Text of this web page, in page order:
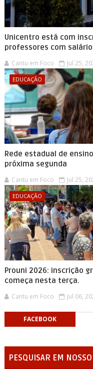
Unicentro está com
professores com
Cantu em Foco Jul 25,
EDUCAÇÃO
Rede estadual de
próxima segunda
Cantu em Foco Jul 25,
EDUCAÇÃO
Prouni 2026: inscrição
começa nesta terça.
Cantu em Foco Jul 06,
FACEBOOK
PESQUISAR EM